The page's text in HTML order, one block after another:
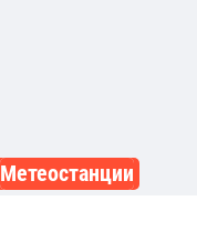
Метеостанции